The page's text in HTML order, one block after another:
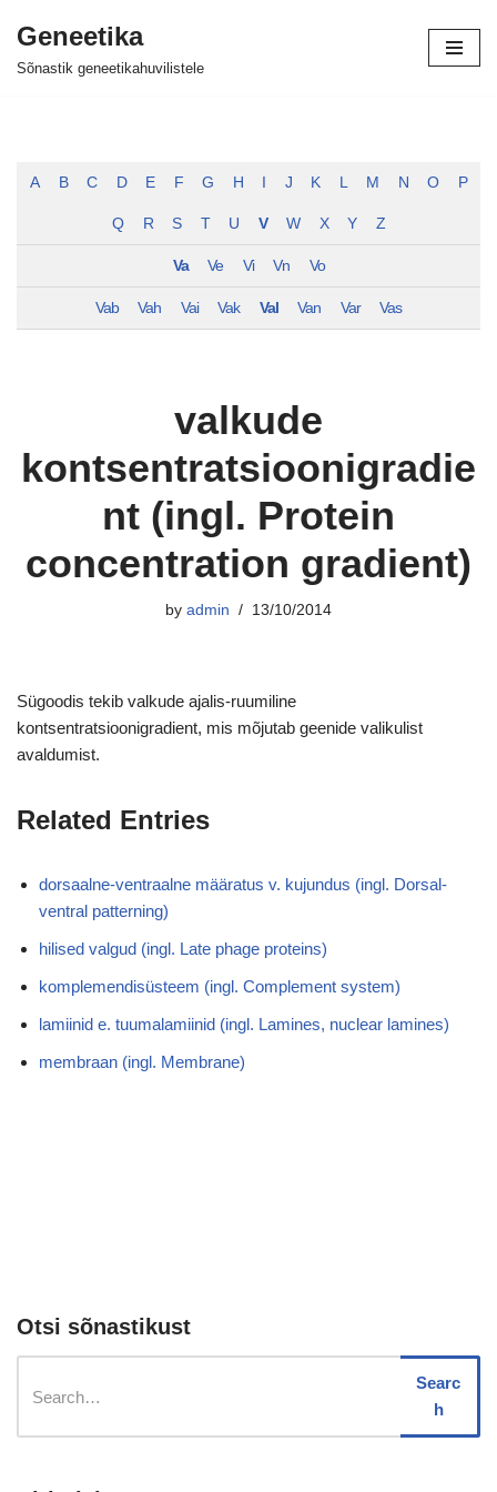
Skip
Geneetika
Sõnastik geneetikahuvilistele
A B C D E F G H J K L M N O P
Q R S T U V W X Y Z
Va Ve Vi Vn Vo
Vab Vah Vai Vak Val Van Var Vas
valkude
kontsentratsioonigradie
nt (ingl. Protein
concentration gradient)
by admin 13/10/2014
Sügoodis tekib valkude ajalis-ruumiline
kontsentratsioonigradient, mis mõjutab geenide valikulist
avaldumist.
Related Entries
dorsaalne-ventraalne määratus v. kujundus (ingl. Dorsal-
ventral patterning)
hilised valgud (ingl. Late phage proteins)
komplemendisüsteem (ingl. Complement system)
lamiinid e. tuumalamiinid (ingl. Lamines, nuclear lamines)
membraan (ingl. Membrane)
Otsi sõnastikust
Searc
h